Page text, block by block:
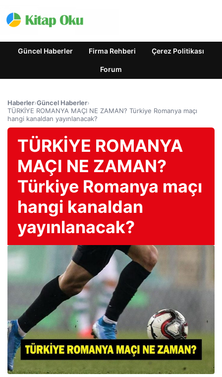
Güncel Haberler Firma Rehberi Çerez Politikası
Forum
Haberler›Güncel Haberler›
TÜRKİYE ROMANYA MAÇI NE ZAMAN? Türkiye Romanya maçı
hangi kanaldan yayınlanacak?
TÜRKİYE ROMANYA
MAÇI NE ZAMAN?
Türkiye Romanya maçı
hangi kanaldan
yayınlanacak?